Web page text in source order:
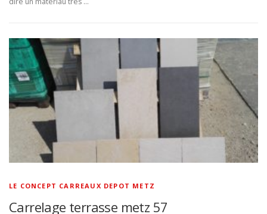
LE CONCEPT CARREAUX DEPOT METZ
Carrelage terrasse metz 57